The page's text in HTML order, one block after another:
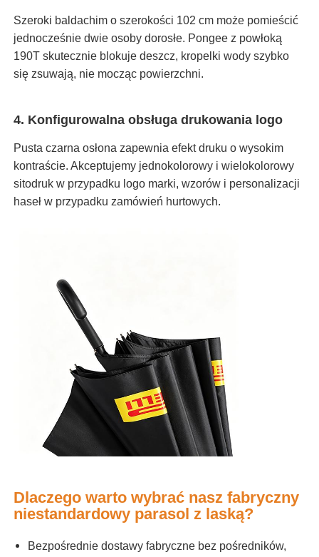
Szeroki baldachim o szerokości 102 cm może pomieścić
jednocześnie dwie osoby dorosłe. Pongee z powłoką
190T skutecznie blokuje deszcz, kropelki wody szybko
się zsuwają, nie mocząc powierzchni.
4. Konfigurowalna obsługa drukowania logo
Pusta czarna osłona zapewnia efekt druku o wysokim
kontraście. Akceptujemy jednokolorowy i wielokolorowy
sitodruk w przypadku logo marki, wzorów i personalizacji
haseł w przypadku zamówień hurtowych.
Dlaczego warto wybrać nasz fabryczny
niestandardowy parasol z laską?
Bezpośrednie dostawy fabryczne bez pośredników,